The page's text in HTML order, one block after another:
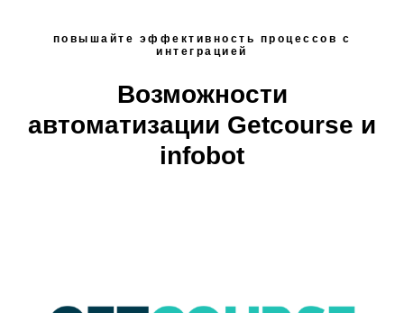
повышайте эффективность процессов с
интеграцией
Возможности
автоматизации Getcourse и
infobot